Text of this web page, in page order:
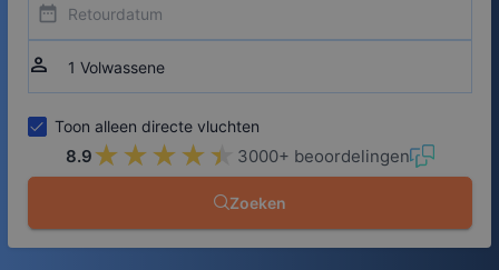
date_range
person
Toon alleen directe vluchten
8.9 ★★★★★
★★★★★ 3000+ beoordelingen
Zoeken